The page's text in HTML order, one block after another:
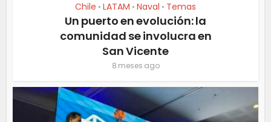
Chile • LATAM • Naval • Temas
Un puerto en evolución: la
comunidad se involucra en
San Vicente
8 meses ago